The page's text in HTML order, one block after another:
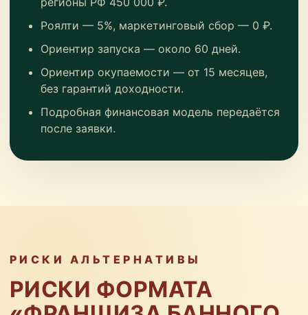
Роялти — 5%, маркетинговый сбор — 0 ₽.
Ориентир запуска — около 60 дней.
Ориентир окупаемости — от 15 месяцев,
без гарантий доходности.
Подробная финансовая модель передаётся
после заявки.
РИСКИ АЛЬТЕРНАТИВЫ
РИСКИ ФОРМАТА